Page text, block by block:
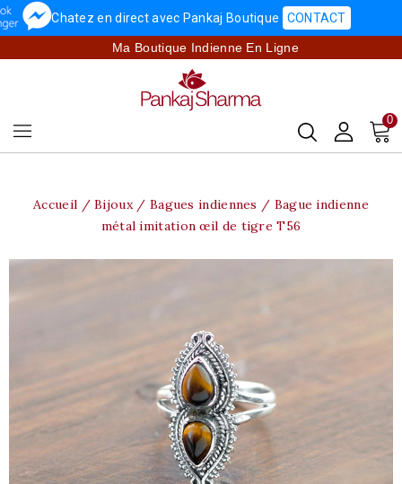
Chatez en direct avec Pankaj Boutique CONTACT
Ma Boutique Indienne En Ligne
0
Accueil Bijoux Bagues indiennes
Bague indienne
métal imitation œil de tigre T56